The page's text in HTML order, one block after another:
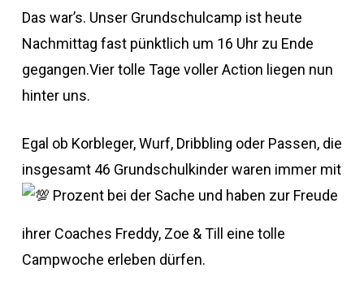
Das war’s. Unser Grundschulcamp ist heute
Nachmittag fast pünktlich um 16 Uhr zu Ende
gegangen.Vier tolle Tage voller Action liegen nun
hinter uns.
Egal ob Korbleger, Wurf, Dribbling oder Passen, die
insgesamt 46 Grundschulkinder waren immer mit
Prozent bei der Sache und haben zur Freude
ihrer Coaches Freddy, Zoe & Till eine tolle
Campwoche erleben dürfen.